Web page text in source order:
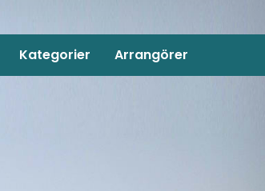
Kategorier Arrangörer